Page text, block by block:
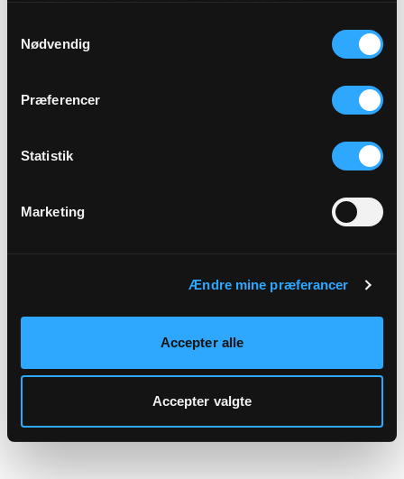
af cookies under "Detaljer" eller ved at klikke videre til
vores Cookiepolitik, som du finder i bunden af vores
Nødvendig
Præferencer
Statistik
Marketing
Ændre mine præferancer
Accepter alle
Accepter valgte